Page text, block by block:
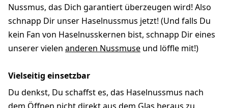
Nussmus, das Dich garantiert überzeugen wird! Also
schnapp Dir unser Haselnussmus jetzt! (Und falls Du
kein Fan von Haselnusskernen bist, schnapp Dir eines
unserer vielen anderen Nussmuse und löffle mit!)
Vielseitig einsetzbar
Du denkst, Du schaffst es, das Haselnussmus nach